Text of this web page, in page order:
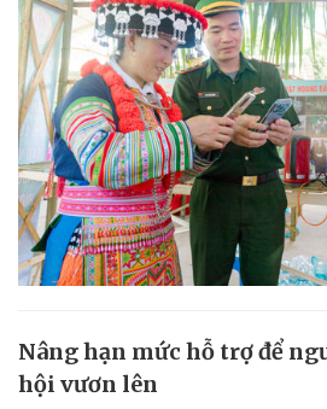
Nâng hạn mức hỗ trợ để
hội vươn lên